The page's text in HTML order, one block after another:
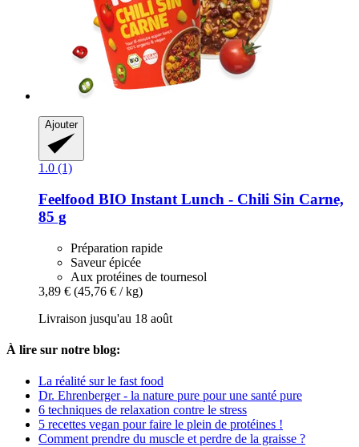
Ajouter
1.0 (1)
Feelfood BIO Instant Lunch -​ Chili Sin Carne,
85 g
Préparation rapide
Saveur épicée
Aux protéines de tournesol
3,89 € (45,76 € / kg)
Livraison jusqu'au 18 août
À lire sur notre blog:
La réalité sur le fast food
Dr. Ehrenberger - la nature pure pour une santé pure
6 techniques de relaxation contre le stress
5 recettes vegan pour faire le plein de protéines !
Comment prendre du muscle et perdre de la graisse ?